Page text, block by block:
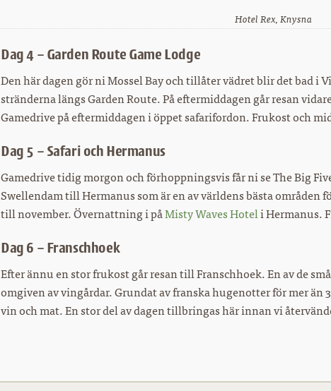
Hotel Rex, Knysna
Dag 4 – Garden Route Game Lodge
Den här dagen gör ni Mossel Bay och tillåter vädret blir det bad i
stränderna längs Garden Route. På eftermiddagen går resan
Gamedrive på eftermiddagen i öppet safarifordon. Frukost och
Dag 5 – Safari och Hermanus
Gamedrive tidig morgon och förhoppningsvis får ni se The Big
Swellendam till Hermanus som är en av världens bästa områden
till november. Övernattning i påMisty Waves Hoteli Hermanus.
Dag 6 – Franschhoek
Efter ännu en stor frukost går resan till Franschhoek. En av de
omgiven av vingårdar. Grundat av franska hugenotter för mer än
vin och mat. En stor del av dagen tillbringas här innan vi